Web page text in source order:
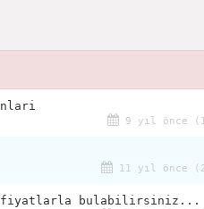
9 yıl önce
11 yıl önce
fiyatlarla bulabilirsiniz...